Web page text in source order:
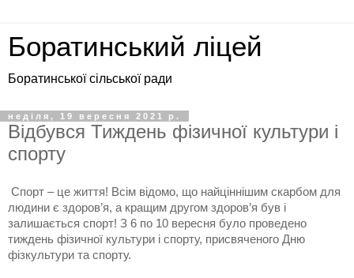
Боратинський ліцей
Боратинської сільської ради
неділя, 19 вересня 2021 р.
Відбувся Тиждень фізичної культури і
спорту
Спорт – це життя! Всім відомо, що найціннішим скарбом для
людини є здоров’я, а кращим другом здоров’я був і
залишається спорт! З 6 по 10 вересня було проведено
тиждень фізичної культури і спорту, присвяченого Дню
фізкультури та спорту.